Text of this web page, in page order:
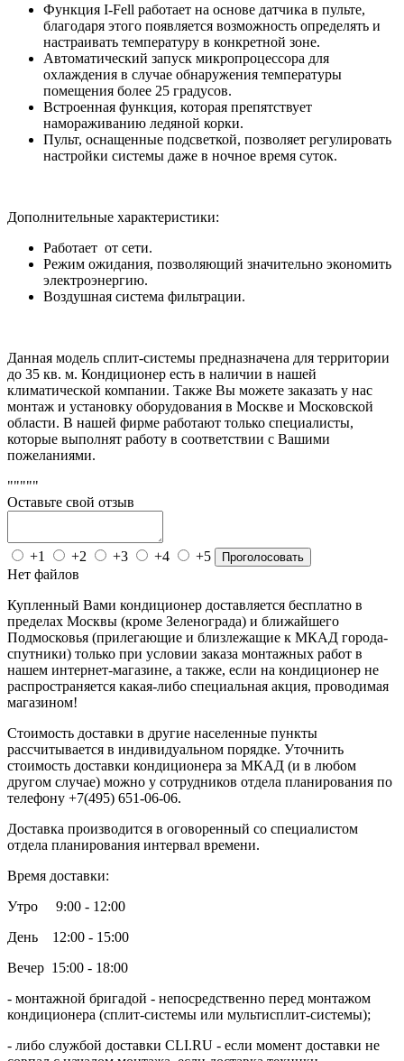
Функция I-Fell работает на основе датчика в пульте,
благодаря этого появляется возможность определять и
настраивать температуру в конкретной зоне.
Автоматический запуск микропроцессора для
охлаждения в случае обнаружения температуры
помещения более 25 градусов.
Встроенная функция, которая препятствует
намораживанию ледяной корки.
Пульт, оснащенные подсветкой, позволяет регулировать
настройки системы даже в ночное время суток.
Дополнительные характеристики:
Работает от сети.
Режим ожидания, позволяющий значительно экономить
электроэнергию.
Воздушная система фильтрации.
Данная модель сплит-системы предназначена для территории
до 35 кв. м. Кондиционер есть в наличии в нашей
климатической компании. Также Вы можете заказать у нас
монтаж и установку оборудования в Москве и Московской
области. В нашей фирме работают только специалисты,
которые выполнят работу в соответствии с Вашими
пожеланиями.
"""""
Оставьте свой отзыв
+1 +2 +3 +4 +5 Проголосовать
Нет файлов
Купленный Вами кондиционер доставляется бесплатно в
пределах Москвы (кроме Зеленограда) и ближайшего
Подмосковья (прилегающие и близлежащие к МКАД города-
спутники) только при условии заказа монтажных работ в
нашем интернет-магазине, а также, если на кондиционер не
распространяется какая-либо специальная акция, проводимая
магазином!
Стоимость доставки в другие населенные пункты
рассчитывается в индивидуальном порядке. Уточнить
стоимость доставки кондиционера за МКАД (и в любом
другом случае) можно у сотрудников отдела планирования по
телефону +7(495) 651-06-06.
Доставка производится в оговоренный со специалистом
отдела планирования интервал времени.
Время доставки:
Утро 9:00 - 12:00
День 12:00 - 15:00
Вечер 15:00 - 18:00
- монтажной бригадой - непосредственно перед монтажом
кондиционера (сплит-системы или мультисплит-системы);
- либо службой доставки CLI.RU - если момент доставки не